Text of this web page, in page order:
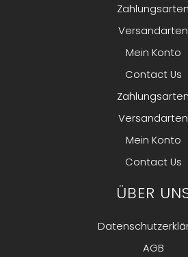
Zahlungsarten
Versandarten
Mein Konto
Contact Us
Zahlungsarten
Versandarten
Mein Konto
Contact Us
ÜBER
AGB